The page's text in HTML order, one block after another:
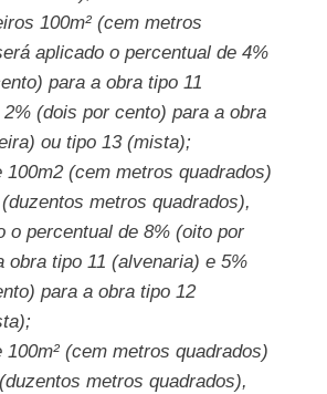
100m² (cem metros
aplicado o percentual de 4%
para a obra tipo 11
(dois por cento) para a obra
ou tipo 13 (mista);
100m2 (cem metros quadrados)
metros quadrados),
o percentual de 8% (oito por
obra tipo 11 (alvenaria) e 5%
para a obra tipo 12
100m² (cem metros quadrados)
metros quadrados),